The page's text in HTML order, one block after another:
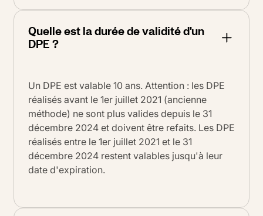
Quelle est la durée de validité d'un
DPE ?
Un DPE est valable 10 ans. Attention : les DPE
réalisés avant le 1er juillet 2021 (ancienne
méthode) ne sont plus valides depuis le 31
décembre 2024 et doivent être refaits. Les DPE
réalisés entre le 1er juillet 2021 et le 31
décembre 2024 restent valables jusqu'à leur
date d'expiration.